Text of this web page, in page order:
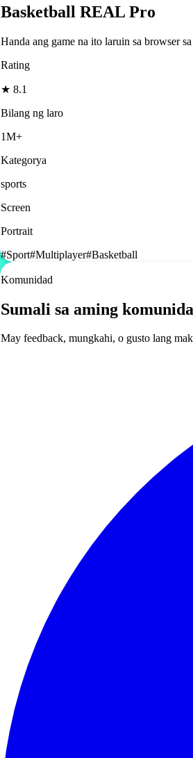
Basketball REAL Pro
Handa ang game na ito laruin sa browser
Rating
★ 8.1
Bilang ng laro
1M+
Kategorya
sports
Screen
Portrait
#Sport#Multiplayer#Basketball
Komunidad
Sumali sa aming
May feedback, mungkahi, o gusto lang